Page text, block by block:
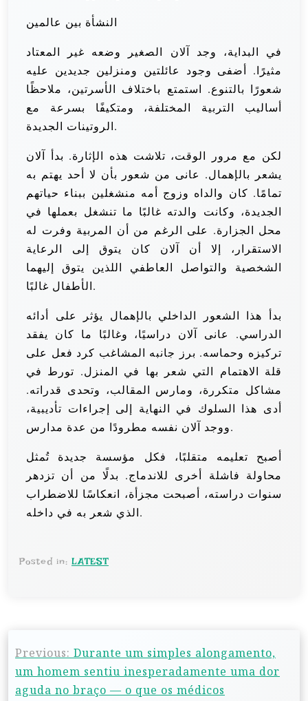
النشأة بين عالمين
في البداية، وجد آلان الصغير وضعه غير المعتاد
مثيرًا. أضفى وجود عائلتين ومنزلين جديدين عليه
شعورًا بالتنوع. استمتع باختلاف الأسرتين، ملاحظًا
أساليب التربية المختلفة، ومتكيفًا بسرعة مع
الروتينات الجديدة.
لكن مع مرور الوقت، تلاشت هذه الإثارة. بدأ آلان
يشعر بالإهمال. عانى من شعور بأن لا أحد يهتم به
تمامًا. كان والداه وزوج أمه منشغلين ببناء حياتهم
الجديدة، وكانت والدته غالبًا ما تنشغل بعملها في
محل الجزارة. على الرغم من أن المربية وفرت له
الاستقرار، إلا أن آلان كان يتوق إلى الرعاية
الشخصية والتواصل العاطفي اللذين يتوق إليهما
الأطفال غالبًا.
بدأ هذا الشعور الداخلي بالإهمال يؤثر على أدائه
الدراسي. عانى آلان دراسيًا، وغالبًا ما كان يفقد
تركيزه وحماسه. برز جانبه المشاغب كرد فعل على
قلة الاهتمام التي شعر بها في المنزل. تورط في
مشاكل متكررة، ومارس المقالب، وتحدى قدراته.
أدى هذا السلوك في النهاية إلى إجراءات تأديبية،
ووجد آلان نفسه مطرودًا من عدة مدارس.
أصبح تعليمه متقلبًا، فكل مؤسسة جديدة تُمثل
محاولة فاشلة أخرى للاندماج. بدلًا من أن تزدهر
سنوات دراسته، أصبحت مجزأة، انعكاسًا للاضطراب
الذي شعر به في داخله.
Posted in: LATEST
Previous: Durante um simples alongamento,
um homem sentiu inesperadamente uma dor
aguda no braço — o que os médicos